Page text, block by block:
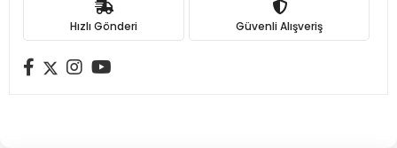
Hızlı Gönderi Güvenli Alışveriş